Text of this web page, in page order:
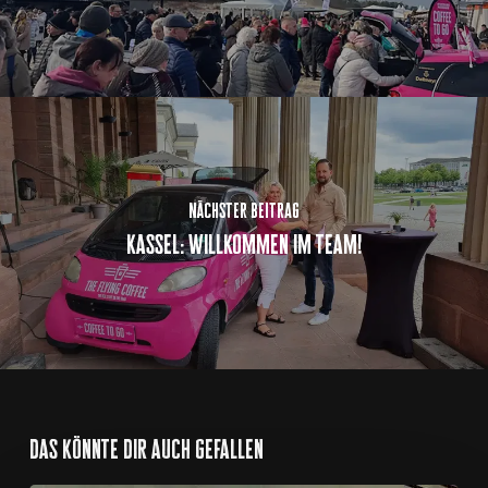
nächster beitrag
kassel: willkommen im team!
das könnte dir auch gefallen